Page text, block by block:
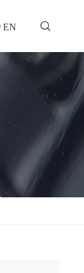
选分离设备
筛
机
流分选机
和设备选择